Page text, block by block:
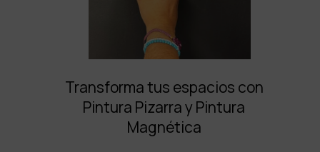
Transforma tus espacios con
Pintura Pizarra y Pintura
Magnética